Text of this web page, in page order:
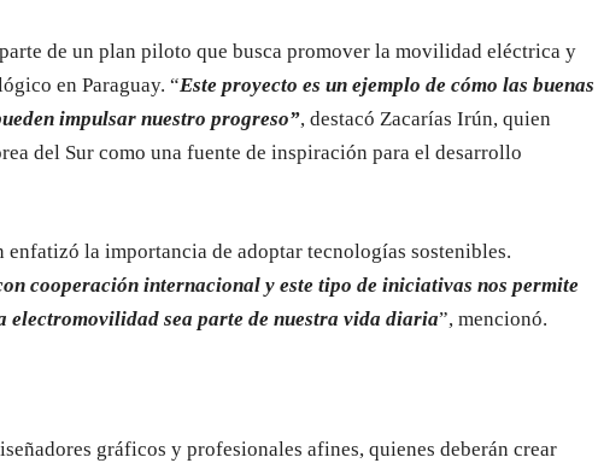
de un plan piloto que busca promover la movilidad eléctrica y
en Paraguay. “Este proyecto es un ejemplo de cómo las buenas
impulsar nuestro progreso”, destacó Zacarías Irún, quien
del Sur como una fuente de inspiración para el desarrollo
la importancia de adoptar tecnologías sostenibles.
cooperación internacional y este tipo de iniciativas nos permite
electromovilidad sea parte de nuestra vida diaria”, mencionó.
gráficos y profesionales afines, quienes deberán crear